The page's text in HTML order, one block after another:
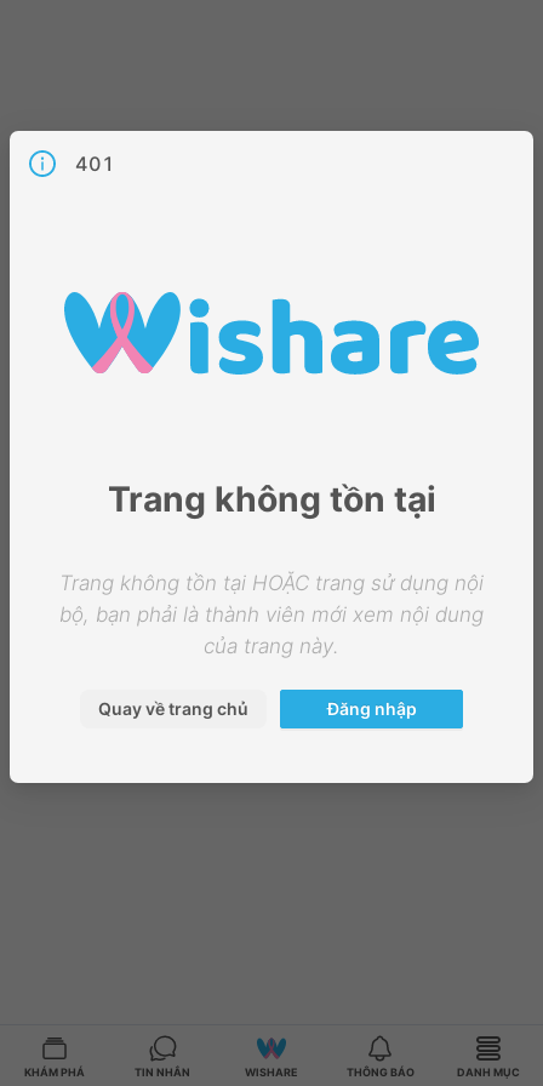
KHÁM PHÁ TIN NHẮN WISHARE THÔNG BÁO DANH MỤC
401
Trang không tồn tại
Trang không tồn tại HOẶC trang sử dụng nội
bộ, bạn phải là thành viên mới xem nội dung
của trang này.
Quay về trang chủ Đăng nhập